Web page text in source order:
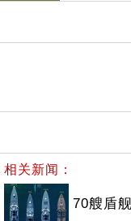
相关新闻：
70艘盾